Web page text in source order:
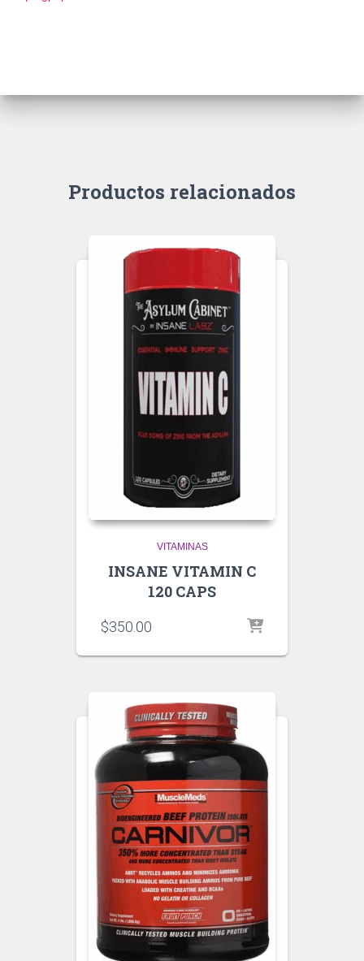
Productos relacionados
VITAMINAS
INSANE VITAMIN C
120 CAPS
$350.00